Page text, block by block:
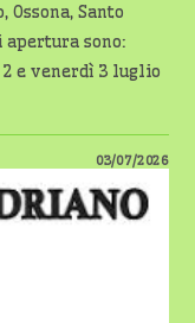
Ossona, Santo
sono:
e venerdì 3 luglio
03/07/2026